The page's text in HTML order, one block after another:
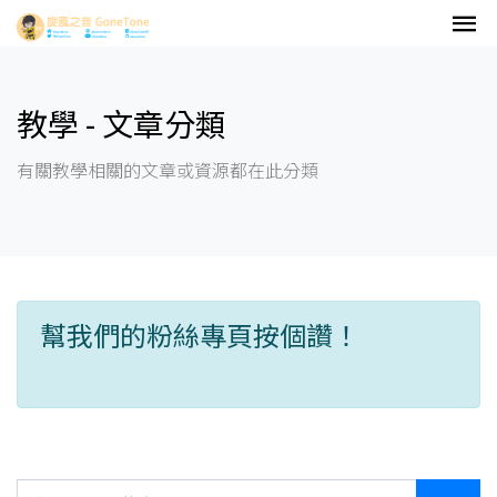
教學 - 文章分類
有關教學相關的文章或資源都在此分類
幫我們的粉絲專頁按個讚！